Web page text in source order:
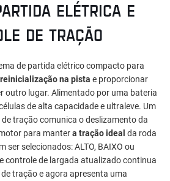
ELÉTRICA E
DE TRAÇÃO
de partida elétrico compacto para
na pista e proporcionar
outro lugar. Alimentado por uma bateria
de alta capacidade e ultraleve. Um
tração comunica o deslizamento da
para mantera tração ideal da roda
ser selecionados: ALTO, BAIXO ou
controle de largada atualizado continua
tração e agora apresenta uma